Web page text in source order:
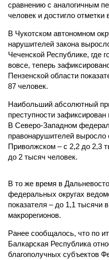
сравнению с аналогичным
человек и достигло отметки
В Чукотском автономном
нарушителей закона
Чеченской Республике, где
вовсе, теперь
Пензенской области
87 человек.
Наибольший абсолютный
преступности
В Северо-Западном
правонарушителей выросло
Приволжском – с 2,2 до 2,3
до 2 тысяч человек.
В то же время в
федеральных округах
показателя – до 1,1 тысячи
макрорегионов.
Ранее сообщалось, что по
Балкарская Республика
благополучных субъектов